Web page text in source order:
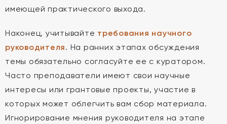
имеющей практического выхода.
Наконец, учитывайте требования научного
руководителя. На ранних этапах обсуждения
темы обязательно согласуйте ее с куратором.
Часто преподаватели имеют свои научные
интересы или грантовые проекты, участие в
которых может облегчить вам сбор материала.
Игнорирование мнения руководителя на этапе